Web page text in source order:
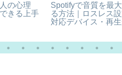
の心理
きる上手
Spotifyで音質を最
る方法｜ロスレス設
対応デバイス・再